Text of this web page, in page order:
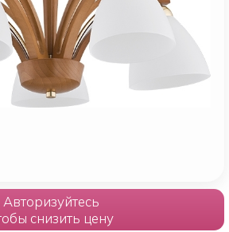
Авторизуйтесь
снизить цену